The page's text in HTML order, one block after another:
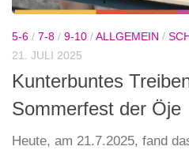
5-6 / 7-8 / 9-10 /ALLGEMEIN /
21. JULI 2025
Kunterbuntes
Sommerfest der Öje
Heute, am 21.7.2025, fand